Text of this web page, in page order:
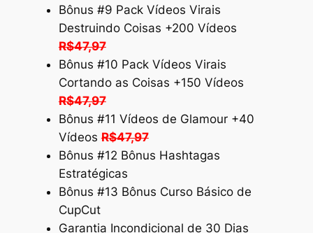
Bônus #9 Pack Vídeos Virais
Destruindo Coisas +200 Vídeos
R$47,97
Bônus #10 Pack Vídeos Virais
Cortando as Coisas +150 Vídeos
R$47,97
Bônus #11 Vídeos de Glamour +40
VídeosR$47,97
Bônus #12 Bônus Hashtagas
Estratégicas
Bônus #13 Bônus Curso Básico de
CupCut
Garantia Incondicional de 30 Dias